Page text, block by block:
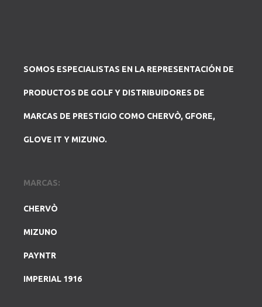
SOMOS ESPECIALISTAS EN LA REPRESENTACIÓN DE
PRODUCTOS DE GOLF Y DISTRIBUIDORES DE
MARCAS DE PRESTIGIO COMO CHERVÒ, GFORE,
GLOVE IT Y MIZUNO.
MARCAS:
CHERVÒ
MIZUNO
PAYNTR
IMPERIAL 1916